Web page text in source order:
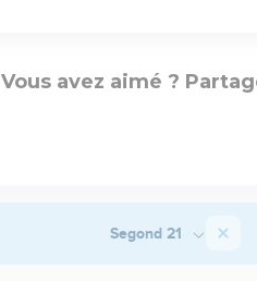
Vous avez aimé ?
Segond 21